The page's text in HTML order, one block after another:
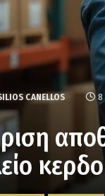
CANELLOS 8